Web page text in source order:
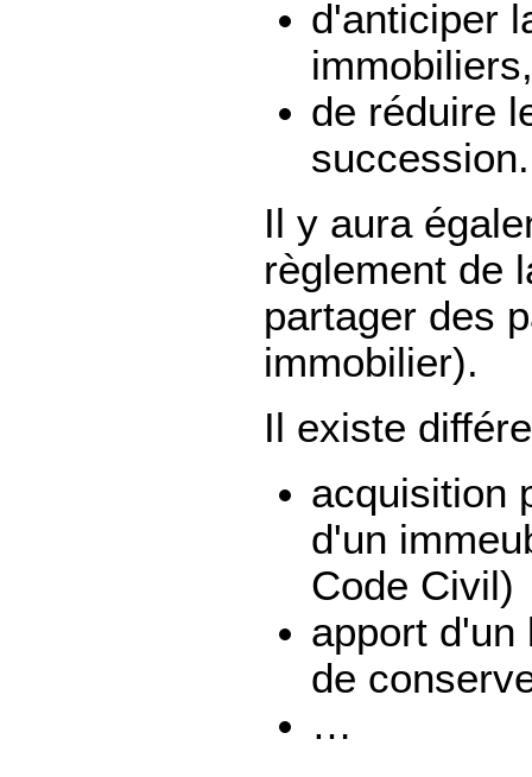
d'anticiper
immobiliers,
de réduire
succession.
Il y aura
règlement de
partager des
immobilier).
Il existe
acquisition
d'un
Code Civil)
apport d'un
de
…